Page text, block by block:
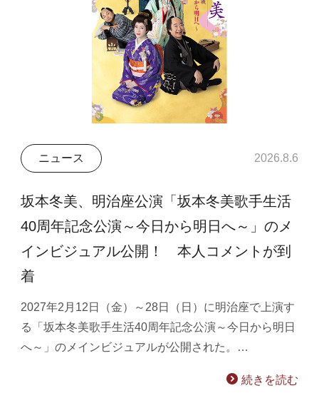
ニュース 2026.8.6
坂本冬美、明治座公演「坂本冬美歌手生活
40周年記念公演～今日から明日へ～」のメ
インビジュアル公開！ 本人コメントが到
着
2027年2月12日（金）～28日（日）に明治座で上演す
る「坂本冬美歌手生活40周年記念公演～今日から明日
へ～」のメインビジュアルが公開された。…
続きを読む